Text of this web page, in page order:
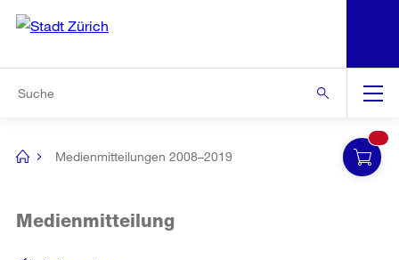
Navigation
[no
Medienmitteilungen 2008–2019
Medienmitteilung